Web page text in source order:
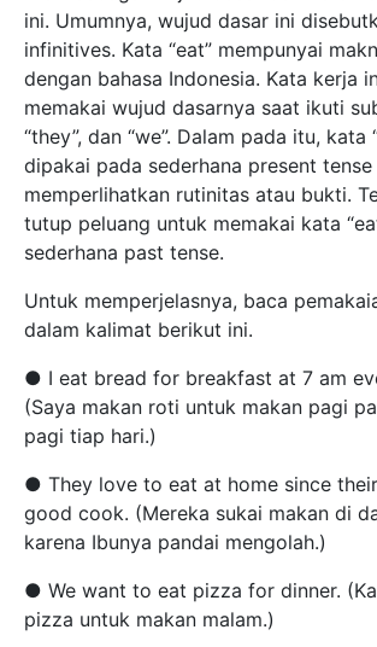
ini. Umumnya, wujud dasar ini
infinitives. Kata “eat” mempunyai
dengan bahasa Indonesia. Kata kerja
memakai wujud dasarnya saat ikuti
“they”, dan “we”. Dalam pada itu, kata
dipakai pada sederhana present tense
memperlihatkan rutinitas atau bukti.
tutup peluang untuk memakai kata
sederhana past tense.
Untuk memperjelasnya, baca
dalam kalimat berikut ini.
● I eat bread for breakfast at 7 am
(Saya makan roti untuk makan pagi
pagi tiap hari.)
● They love to eat at home since
good cook. (Mereka sukai makan di
karena Ibunya pandai mengolah.)
● We want to eat pizza for dinner.
pizza untuk makan malam.)